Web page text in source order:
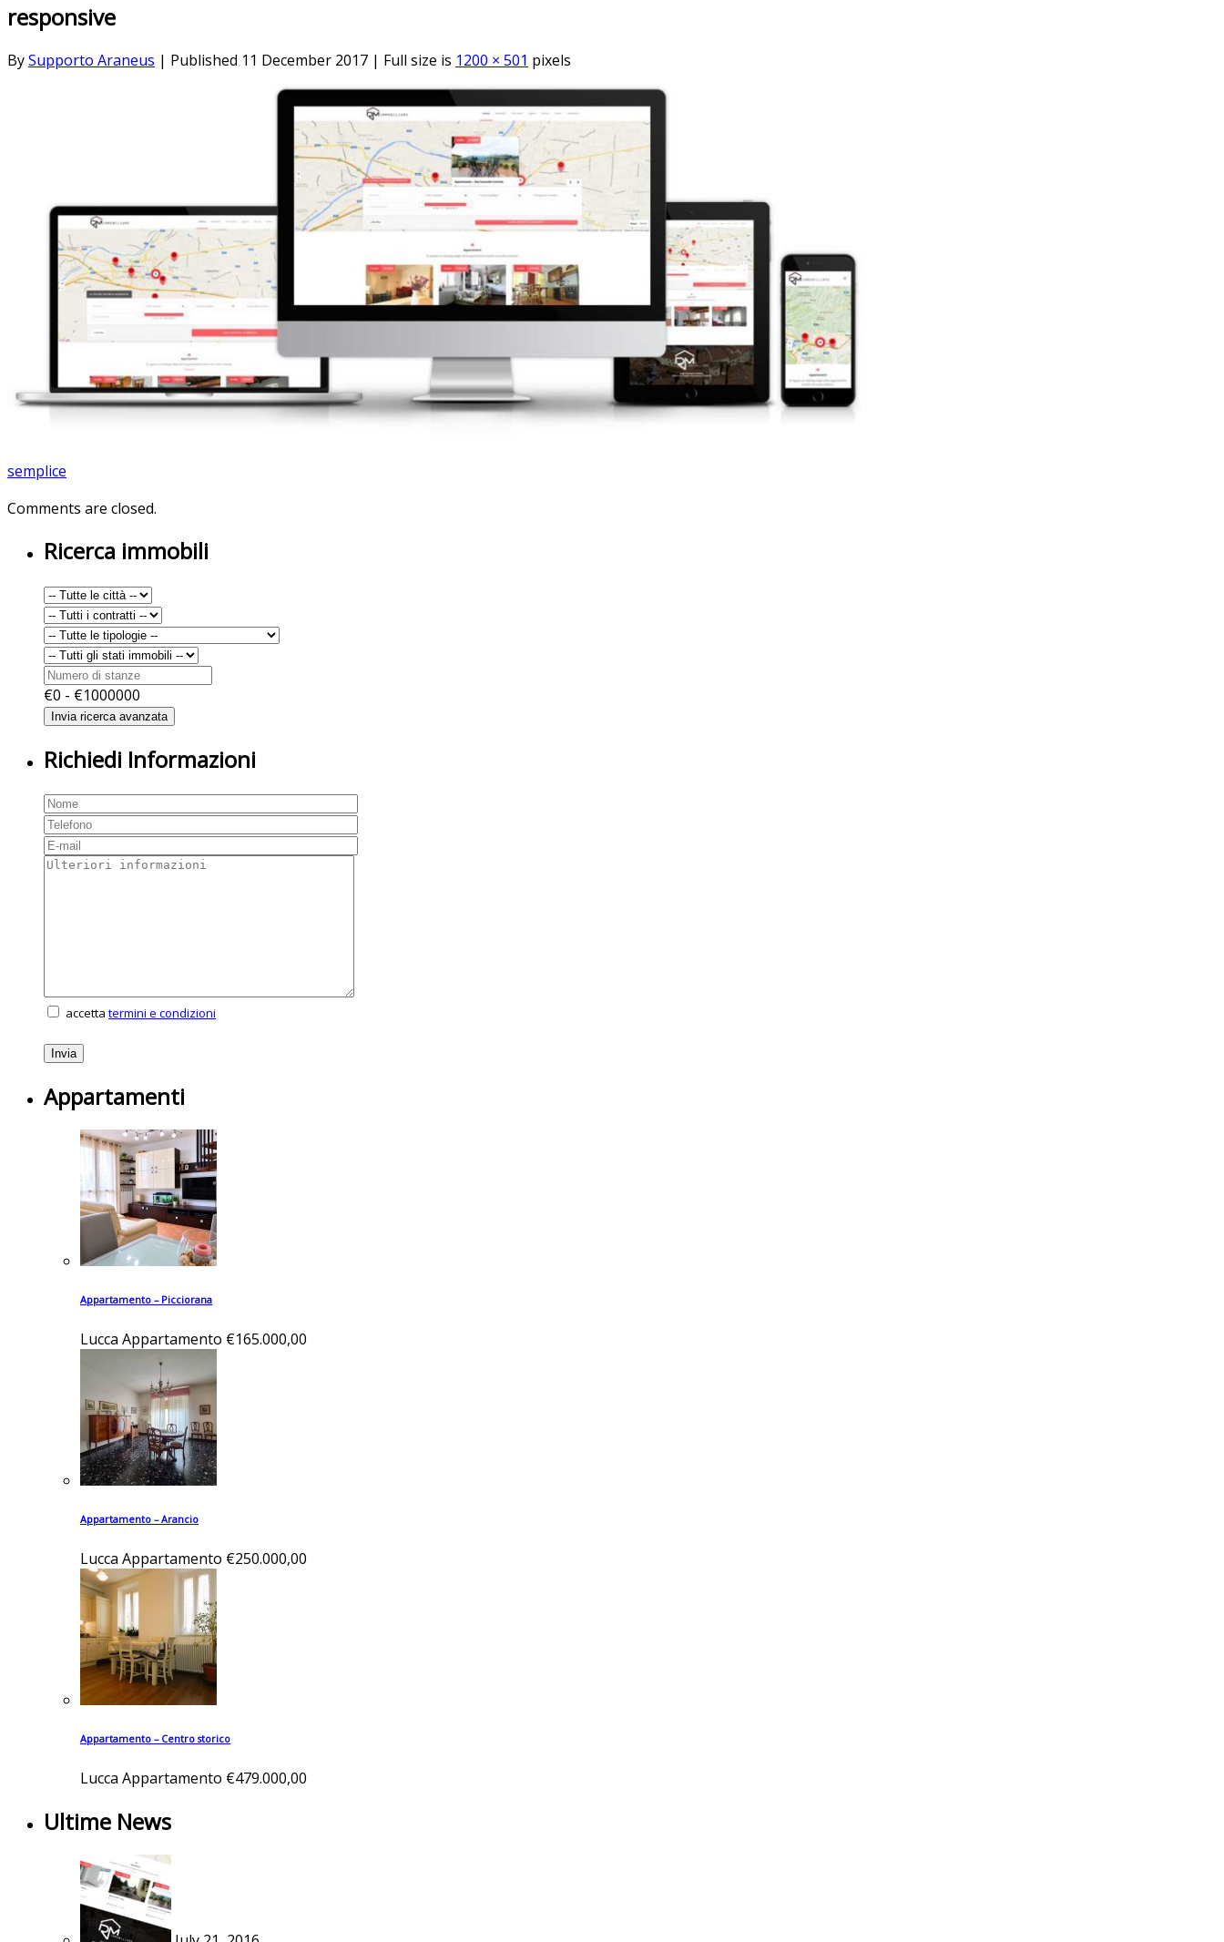
responsive
BySupporto Araneus | Published 11 December 2017 | Full size is 1200 × 501 pixels
semplice
Comments are closed.
Ricerca immobili
€0 - €1000000
Richiedi Informazioni
accetta termini e condizioni
Appartamenti
Appartamento – Picciorana
Lucca Appartamento €165.000,00
Appartamento – Arancio
Lucca Appartamento €250.000,00
Appartamento – Centro storico
Lucca Appartamento €479.000,00
Ultime News